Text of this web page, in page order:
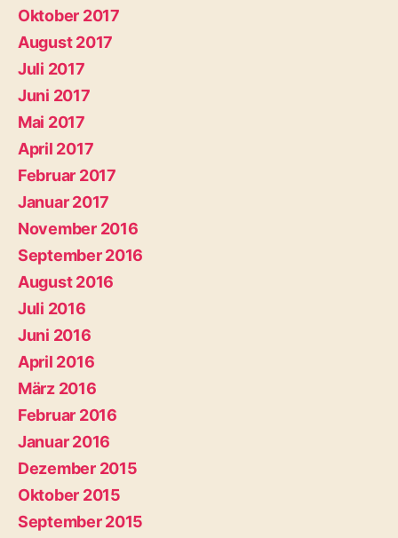
Oktober 2017
August 2017
Juli 2017
Juni 2017
Mai 2017
April 2017
Februar 2017
Januar 2017
November 2016
September 2016
August 2016
Juli 2016
Juni 2016
April 2016
März 2016
Februar 2016
Januar 2016
Dezember 2015
Oktober 2015
September 2015